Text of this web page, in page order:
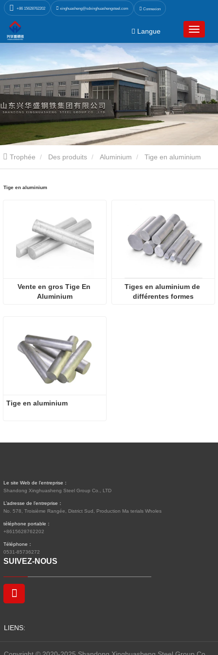
+86 15628762202 xinghuasheng@sdxinghuashengsteel.com Connexion
Langue
Trophée Des produits Aluminium Tige en aluminium
Tige en aluminium
Vente en gros Tige En
Aluminium
Tiges en aluminium de
différentes formes
Tige en aluminium
Le site Web de l’entreprise：
Shandong Xinghuasheng Steel Group Co., LTD
L’adresse de l’entreprise：
No. 578, Troisième Rangée, District Sud, Production Ma terials Wholes
téléphone portable：
+8615628762202
Téléphone：
0531-85736272
SUIVEZ-NOUS
LIENS: